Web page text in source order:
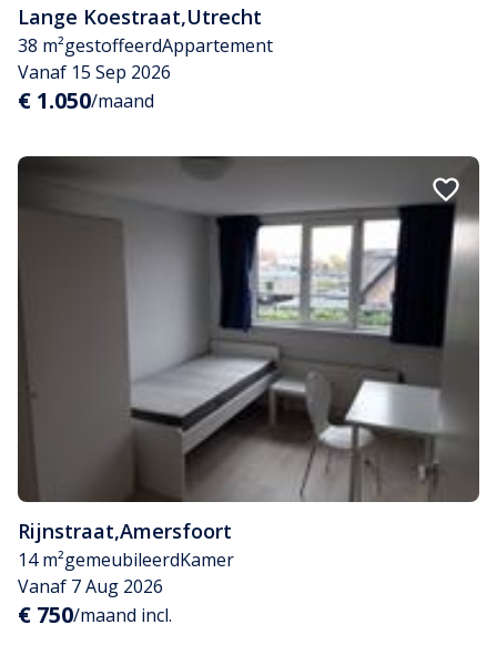
Lange Koestraat,Utrecht
38 m²gestoffeerdAppartement
Vanaf 15 Sep 2026
€ 1.050/maand
Rijnstraat,Amersfoort
14 m²gemeubileerdKamer
Vanaf 7 Aug 2026
€ 750/maand incl.